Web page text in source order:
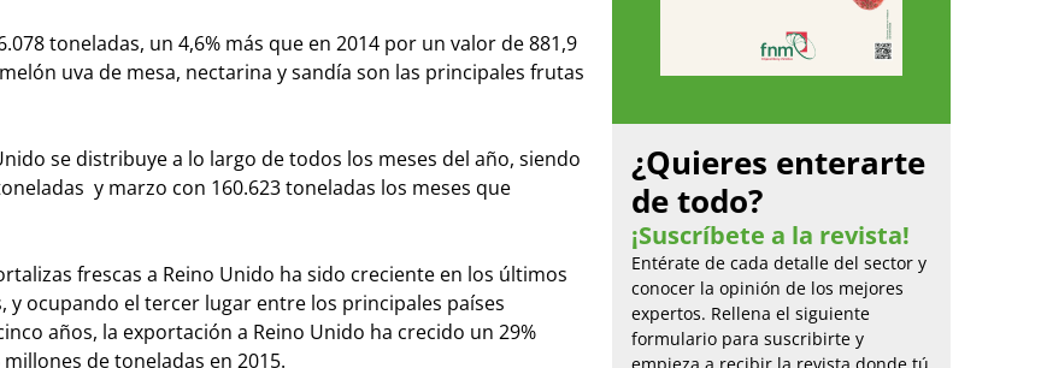
toneladas, un 4,6% más que en 2014 por un valor de 881,9
uva de mesa, nectarina y sandía son las principales frutas
se distribuye a lo largo de todos los meses del año, siendo
y marzo con 160.623 toneladas los meses que
frescas a Reino Unido ha sido creciente en los últimos
ocupando el tercer lugar entre los principales países
años, la exportación a Reino Unido ha crecido un 29%
de toneladas en 2015.
¿Quieres enterarte
de todo?
¡Suscríbete a la revista!
Entérate de cada detalle del sector y
conocer la opinión de los mejores
expertos. Rellena el siguiente
formulario para suscribirte y